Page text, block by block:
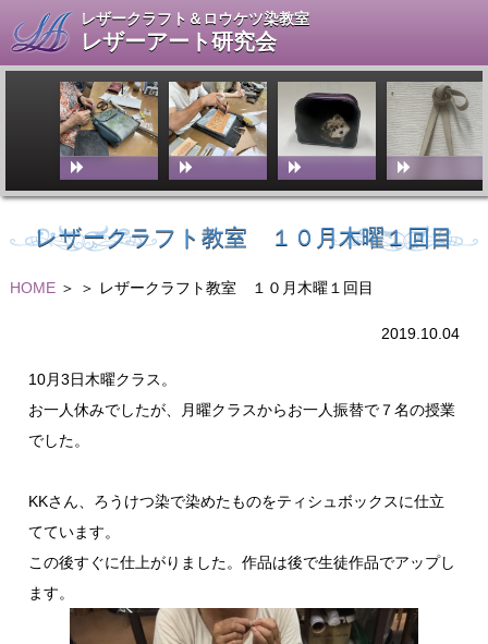
レザークラフト＆ロウケツ染教室
レザーアート研究会
レザークラフト教室 １０月木曜１回目
HOME＞ ＞ レザークラフト教室 １０月木曜１回目
2019.10.04
10月3日木曜クラス。
お一人休みでしたが、月曜クラスからお一人振替で７名の授業
でした。
KKさん、ろうけつ染で染めたものをティシュボックスに仕立
てています。
この後すぐに仕上がりました。作品は後で生徒作品でアップし
ます。